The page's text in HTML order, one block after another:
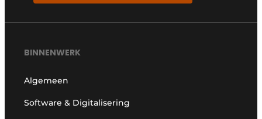
BINNENWERK
Algemeen
Software & Digitalisering